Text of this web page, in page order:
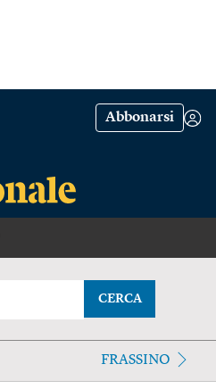
Abbonarsi
CERCA
FRASSINO